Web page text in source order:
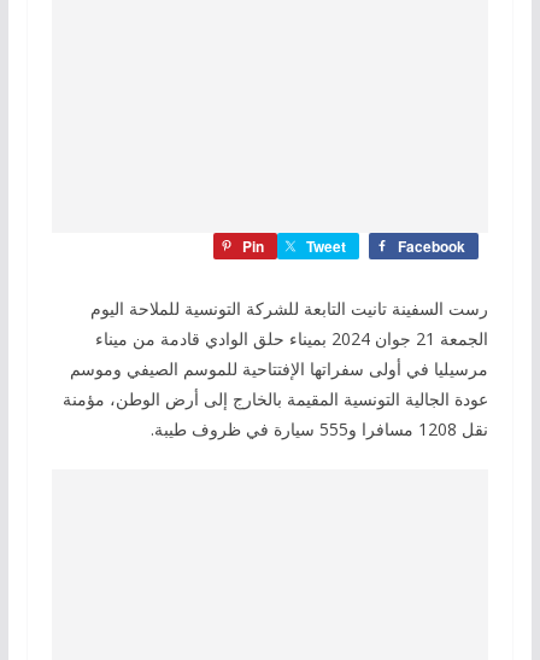
Facebook
Tweet
Pin
رست السفينة تانيت التابعة للشركة التونسية للملاحة اليوم
الجمعة 21 جوان 2024 بميناء حلق الوادي قادمة من ميناء
مرسيليا في أولى سفراتها الإفتتاحية للموسم الصيفي وموسم
عودة الجالية التونسية المقيمة بالخارج إلى أرض الوطن، مؤمنة
نقل 1208 مسافرا و555 سيارة في ظروف طيبة.